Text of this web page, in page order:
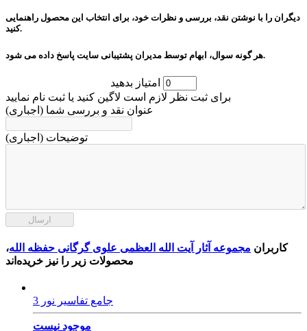
دیگران را با نوشتن نقد، بررسی و نظرات خود، برای انتخاب این محصول راهنمایی
کنید.
هر گونه سوال، ابهام توسط مدیران پشتیبانی سایت پاسخ داده می شود.
برای ثبت نظر لازم است لاگین کنید یا ثبت نام نمایید
عنوان نقد و بررسی شما (اجباری)
توضیحات (اجباری)
ارسال
کاربران مجموعه آثار آیت الله العظمی علوی گرگانی حفظه الله،
محصولات زیر را نیز خریده‌اند
جامع تفاسیر نور 3
موجود نیست